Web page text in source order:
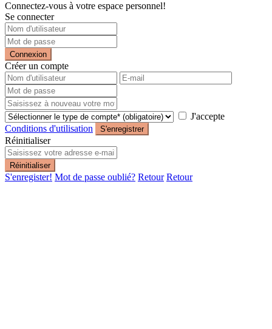
Connectez-vous à votre espace personnel!
Se connecter
Connexion
Créer un compte
J'accepte
Conditions d'utilisation
S'enregistrer
Réinitialiser
Réinitialiser
S'enregister! Mot de passe oublié? Retour Retour